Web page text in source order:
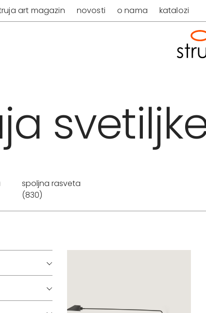
art magazin novosti o nama katalozi
spoljna rasveta
(830)